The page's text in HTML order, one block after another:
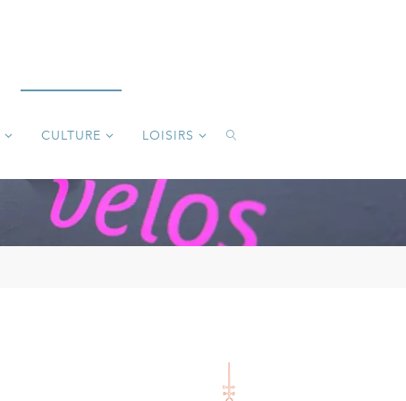
CULTURE LOISIRS
SEARCH